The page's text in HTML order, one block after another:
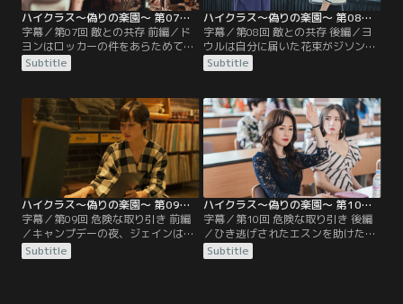
ハイクラス～偽りの楽園～ 第07話／字幕
字幕／第07回 敵との共存 前編／ド
ヨンはロッカーの件をあらためて否
定し、ジヨンと親密だったのはジソ
ンだと話す。そこでヨウルはすぐさ
依頼した。学校行事に積極的に参加
しようとするヨウルは、ジソンの指
示でキャンプデーに配るギフトセッ
トの担当になり、サポートするナユ
ンの提案で手作りのお菓子を準備す
ることに。
Subtitle
ハイクラス～偽りの楽園～ 第08話／字幕
字幕／第08回 敵との共存 後編／ヨ
ウルは自分に届いた花束がジソンの
経営するホテルの花屋から発送され
たと知り、ジソンの関与を確信し始
食べ過ぎたジュンヒが保健室に運ば
れ、ジソンはヨウルに激しい怒りを
ぶつけるが、ヨウルは一歩も引かな
い。ジソンは理事長に会い、ヨウル
母子を学校から追い出すべきだと強
く訴える。
Subtitle
ハイクラス～偽りの楽園～ 第09話／字幕
字幕／第09回 危険な取り引き 前編
／キャンプデーの夜、ジェインは自
分の父のスマホをイチャンが持って
いることを知り混乱していた。ジソ
Subtitle
ハイクラス～偽りの楽園～ 第10話／字幕
字幕／第10回 危険な取り引き 後編
／ひき逃げされたエスンを助けたヨ
ウル。エスンは警察への通報を拒み
病院からも姿を消すが、ヨウルは事
Subtitle